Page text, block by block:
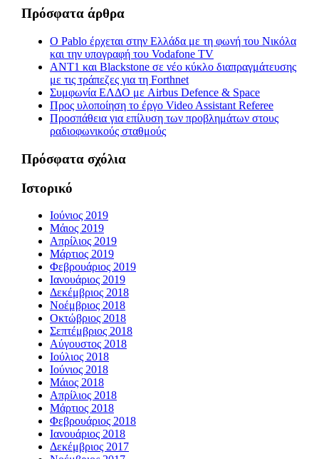
Πρόσφατα άρθρα
Ο Pablo έρχεται στην Ελλάδα με τη φωνή του Νικόλα
και την υπογραφή του Vodafone TV
ΑΝΤ1 και Blackstone σε νέο κύκλο διαπραγμάτευσης
με τις τράπεζες για τη Forthnet
Συμφωνία ΕΛΔΟ με Airbus Defence & Space
Προς υλοποίηση το έργο Video Assistant Referee
Προσπάθεια για επίλυση των προβλημάτων στους
ραδιοφωνικούς σταθμούς
Πρόσφατα σχόλια
Ιστορικό
Ιούνιος 2019
Μάιος 2019
Απρίλιος 2019
Μάρτιος 2019
Φεβρουάριος 2019
Ιανουάριος 2019
Δεκέμβριος 2018
Νοέμβριος 2018
Οκτώβριος 2018
Σεπτέμβριος 2018
Αύγουστος 2018
Ιούλιος 2018
Ιούνιος 2018
Μάιος 2018
Απρίλιος 2018
Μάρτιος 2018
Φεβρουάριος 2018
Ιανουάριος 2018
Δεκέμβριος 2017